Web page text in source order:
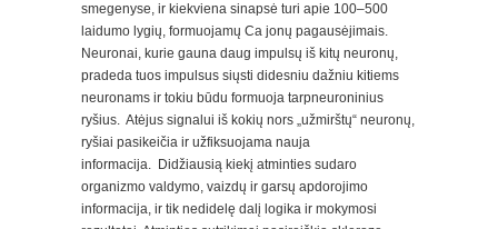
smegenyse, ir kiekviena sinapsė turi apie 100–500
laidumo lygių, formuojamų Ca jonų pagausėjimais.
Neuronai, kurie gauna daug impulsų iš kitų neuronų,
pradeda tuos impulsus siųsti didesniu dažniu kitiems
neuronams ir tokiu būdu formuoja tarpneuroninius
ryšius. Atėjus signalui iš kokių nors „užmirštų“ neuronų,
ryšiai pasikeičia ir užfiksuojama nauja
informacija. Didžiausią kiekį atminties sudaro
organizmo valdymo, vaizdų ir garsų apdorojimo
informacija, ir tik nedidelę dalį logika ir mokymosi